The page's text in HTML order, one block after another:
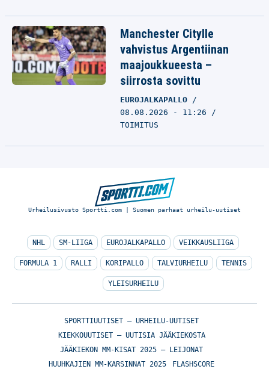
Manchester Citylle
vahvistus Argentiinan
maajoukkueesta –
siirrosta sovittu
EUROJALKAPALLO
08.08.2026 - 11:26
TOIMITUS
Urheilusivusto Sportti.com | Suomen parhaat urheilu-uutiset
NHL SM-LIIGA EUROJALKAPALLO VEIKKAUSLIIGA
FORMULA 1 RALLI KORIPALLO TALVIURHEILU TENNIS
YLEISURHEILU
SPORTTIUUTISET – URHEILU-UUTISET
KIEKKOUUTISET – UUTISIA JÄÄKIEKOSTA
JÄÄKIEKON MM-KISAT 2025 – LEIJONAT
HUUHKAJIEN MM-KARSINNAT 2025
FLASHSCORE